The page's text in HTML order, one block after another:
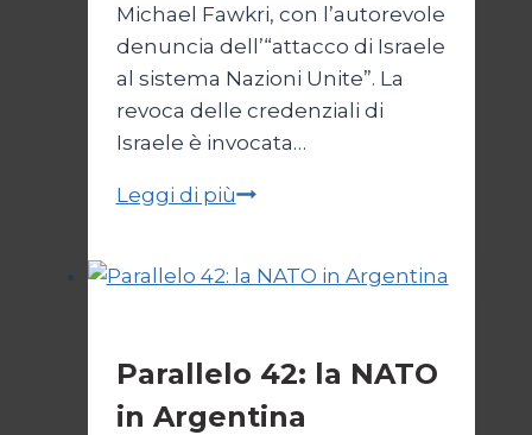
Michael Fawkri, con l’autorevole
denuncia dell’“attacco di Israele
al sistema Nazioni Unite”. La
revoca delle credenziali di
Israele è invocata…
Leggi di piùOnu
Israele
Parallelo 42: la NATO
in Argentina